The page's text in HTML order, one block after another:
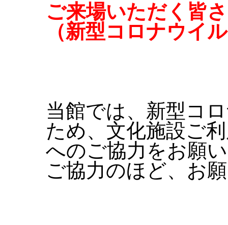
ご来場いただく皆
（新型コロナウイ
当館では、新型コ
ため、文化施設ご
へのご協力をお願
ご協力のほど、お